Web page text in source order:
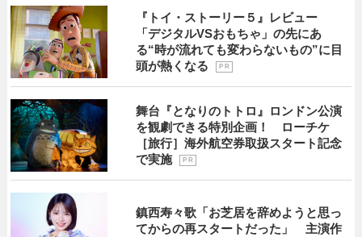
『トイ・ストーリー５』レビュー
「デジタルVSおもちゃ」の先にあ
る“時が流れても変わらないもの”に目
頭が熱くなる
P R
舞台『となりのトトロ』ロンドン公演
を観劇できる特別企画！ ローチケ
［旅行］海外航空券取扱スタート記念
で実施
P R
鎮西寿々歌「お芝居を辞めようと思っ
てからの再スタートだった」 主演作